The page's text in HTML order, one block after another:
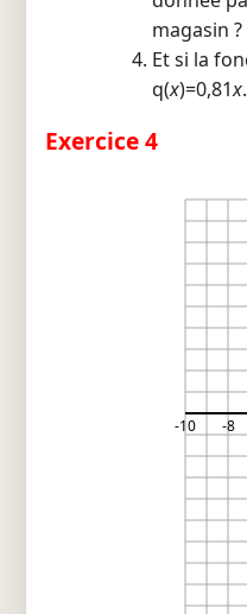
magasin ?
Et si la
q(x)=0,81x
Exercice 4
-10 -8